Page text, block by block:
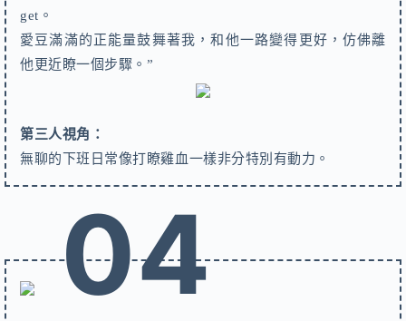
get。
愛豆滿滿的正能量鼓舞著我，和他一路變得更好，仿佛離
他更近瞭一個步驟。 ”
第三人視角：
無聊的下班日常像打瞭雞血一樣非分特別有動力。
04